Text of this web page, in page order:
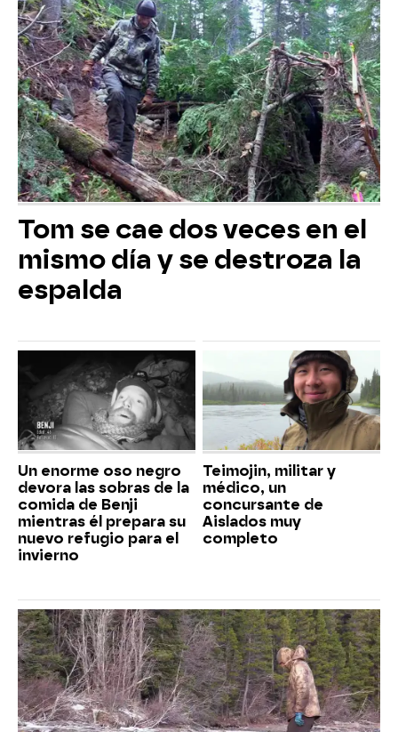
Tom se cae dos veces en el
mismo día y se destroza la
espalda
Un enorme oso negro
devora las sobras de la
comida de Benji
mientras él prepara su
nuevo refugio para el
invierno
Teimojin, militar y
médico, un
concursante de
Aislados muy
completo